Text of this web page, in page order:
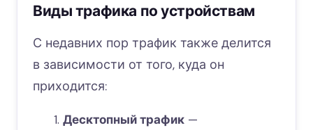
Виды трафика по устройствам
С недавних пор трафик также делится
в зависимости от того, куда он
приходится:
Десктопный трафик—